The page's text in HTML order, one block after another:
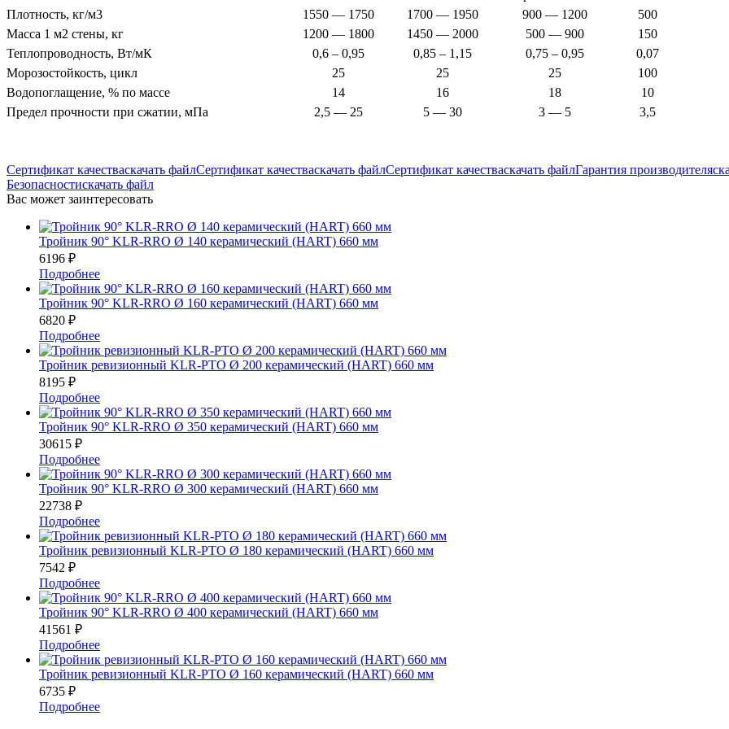
Плотность, кг/м3
1550 — 1750 1700 — 1950 900 — 1200
500
Масса 1 м2 стены, кг
1200 — 1800 1450 — 2000 500 — 900
150
Теплопроводность, Вт/мК
0,6 – 0,95 0,85 – 1,15 0,75 – 0,95
0,07
Морозостойкость, цикл
25 25 25
100
Водопоглащение, % по массе
14 16 18
10
Предел прочности при сжатии, мПа
2,5 — 25 5 — 30 3 — 5 3,5
Сертификат качестваскачать файлСертификат качестваскачать файлСертификат качестваскачать файлГарантия производителя
Безопасностискачать файл
Вас может заинтересовать
Тройник 90° KLR-RRO Ø 140 керамический (HART) 660 мм
6196 ₽
Подробнее
Тройник 90° KLR-RRO Ø 160 керамический (HART) 660 мм
6820 ₽
Подробнее
Тройник ревизионный KLR-PTO Ø 200 керамический (HART) 660 мм
8195 ₽
Подробнее
Тройник 90° KLR-RRO Ø 350 керамический (HART) 660 мм
30615 ₽
Подробнее
Тройник 90° KLR-RRO Ø 300 керамический (HART) 660 мм
22738 ₽
Подробнее
Тройник ревизионный KLR-PTO Ø 180 керамический (HART) 660 мм
7542 ₽
Подробнее
Тройник 90° KLR-RRO Ø 400 керамический (HART) 660 мм
41561 ₽
Подробнее
Тройник ревизионный KLR-PTO Ø 160 керамический (HART) 660 мм
6735 ₽
Подробнее